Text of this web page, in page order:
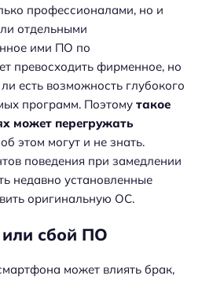
профессионалами, но и
отдельными
ими ПО по
превосходить фирменное, но
есть возможность глубокого
программ. Поэтому такое
может перегружать
этом могут и не знать.
поведения при замедлении
недавно установленные
оригинальную ОС.
сбой ПО
может влиять брак,